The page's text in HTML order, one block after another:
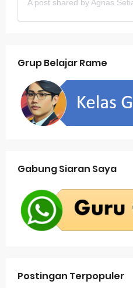
Grup Belajar Rame
Gabung Siaran Saya
Postingan Terpopuler